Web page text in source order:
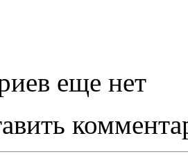
еще нет